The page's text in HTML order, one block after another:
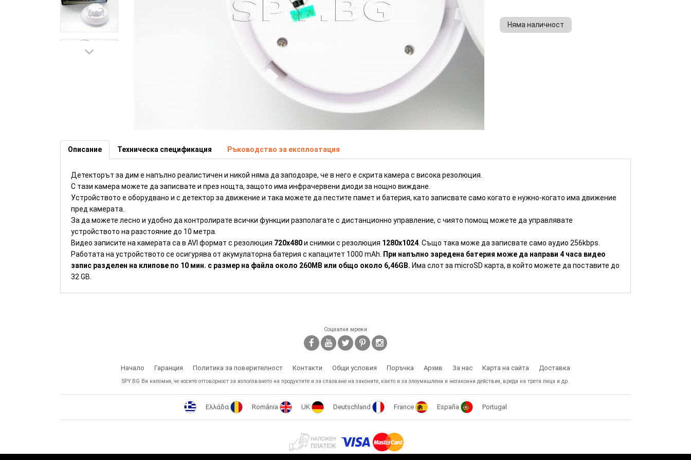
Няма наличност
Камера в дим детектор с детектор за движение
(Номер: HD97)
Описание Техническа спецификация Ръководство за експлоатация
Детекторът за дим е напълно реалистичен и никой няма да заподозре, че в него е скрита камера с висока резолюция.
С тази камера можете да записвате и през нощта, защото има инфрачервени диоди за нощно виждане.
Устройството е оборудвано и с детектор за движение и така можете да пестите памет и батерия, като записвате само когато е нужно-когато има движение
пред камерата.
За да можете лесно и удобно да контролирате всички функции разполагате с дистанционно управление, с чиято помощ можете да управлявате
устройството на разстояние до 10 метра.
Видео записите на камерата са в AVI формат с резолюция 720х480и снимки с резолюция 1280х1024 . Също така може да записвате само аудио 256kbps.
Работата на устройството се осигурява от акумулаторна батерия с капацитет 1000 mAh.
При напълно заредена батерия може да направи 4 часа видео
запис разделен на клипове по 10 мин. с размер на файла около 260MB или общо около 6,46GB. Има слот за microSD карта, в който можете да поставите до
32 GB.
Социални мрежи
Начало Гаранция Политика за поверителност Контакти Общи условия Поръчка Архив За нас Карта на сайта Доставка
SPY.BG Ви напомня, че носите отговорност за използването на продуктите и за спазване на законите, както и за злоумишлени и незаконни действия, вреди на трети лица и др.
Ελλάδα România UK Deutschland France España Portugal